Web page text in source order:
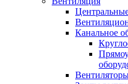
Канальное